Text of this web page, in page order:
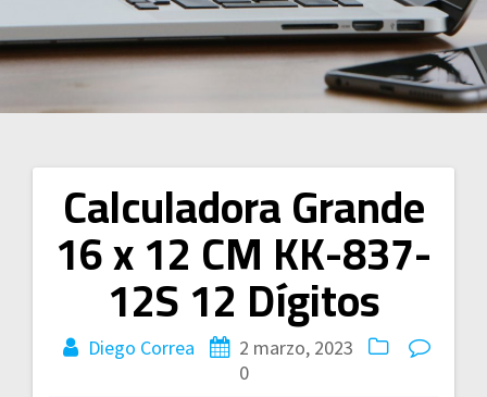
Calculadora Grande
16 x 12 CM KK-837-
12S 12 Dígitos
Diego Correa
2 marzo, 2023
0
Navegación
de
entradas